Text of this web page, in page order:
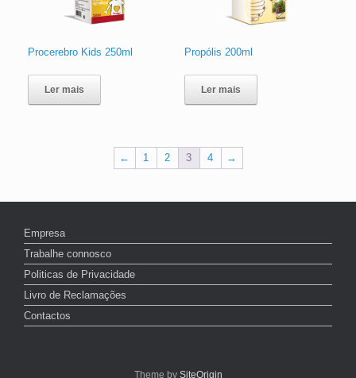
Procerebro Kids 250ml
Ler mais
Propólis 200ml
Ler mais
← 1 2 3 4 →
Empresa
Trabalhe connosco
Politicas de Privacidade
Livro de Reclamações
Contactos
Theme by SiteOrigin